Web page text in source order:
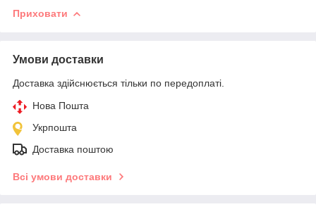
Приховати
Умови доставки
Доставка здійснюється тільки по передоплаті.
Нова Пошта
Укрпошта
Доставка поштою
Всі умови доставки